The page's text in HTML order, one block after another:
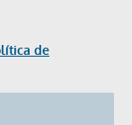
de